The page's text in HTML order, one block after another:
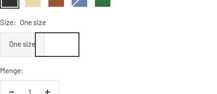
blue
Size: One size
One size
Menge: